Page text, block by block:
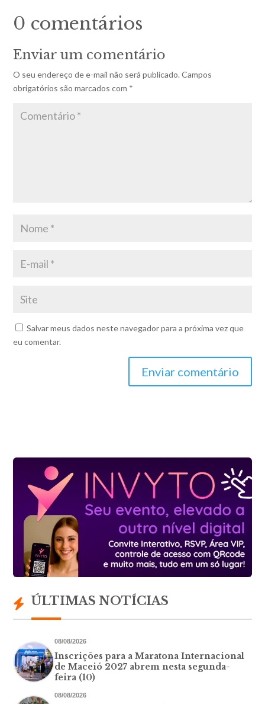
0 comentários
Enviar um comentário
O seu endereço de e-mail não será publicado. Campos
obrigatórios são marcados com *
Salvar meus dados neste navegador para a próxima vez que
eu comentar.
Enviar comentário
ÚLTIMAS NOTÍCIAS
08/08/2026
Inscrições para a Maratona Internacional
de Maceió 2027 abrem nesta segunda-
feira (10)
08/08/2026